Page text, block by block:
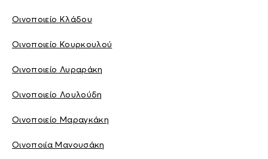
Οινοποιείο Κλάδου
Οινοποιείο Κουρκουλού
Οινοποιείο Λυραράκη
Οινοποιείο Λουλούδη
Οινοποιείο Μαραγκάκη
Οινοποιία Μανουσάκη